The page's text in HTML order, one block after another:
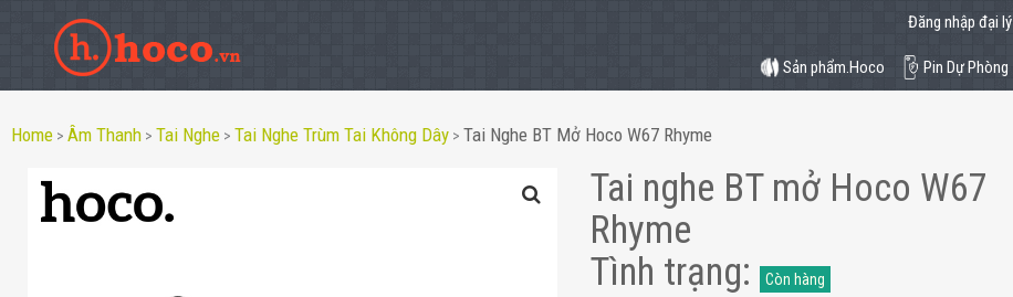
Đăng nhập đại lý
Sản phẩm.Hoco Pin Dự Phòng
Home >Âm Thanh >Tai Nghe >Tai Nghe Trùm Tai Không Dây > Tai Nghe BT Mở Hoco W67 Rhyme
Tai nghe BT mở Hoco W67
Rhyme
Tình trạng: Còn hàng